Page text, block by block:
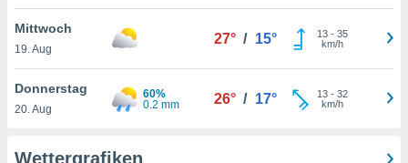
auf
klicken.
Mittwoch
19. Aug
27° / 15° 13- 35
km/h
Donnerstag
20. Aug
60%
0.2 mm
26° / 17° 13- 32
km/h
Wettergrafiken